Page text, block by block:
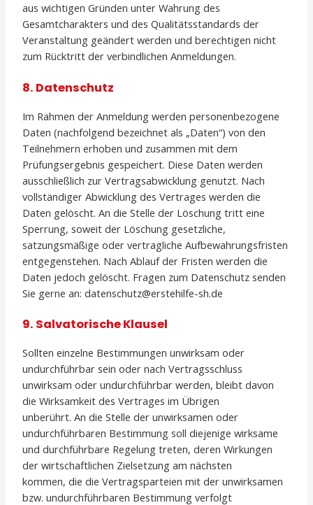
aus wichtigen Gründen unter Wahrung des
Gesamtcharakters und des Qualitätsstandards der
Veranstaltung geändert werden und berechtigen nicht
zum Rücktritt der verbindlichen Anmeldungen.
8. Datenschutz
Im Rahmen der Anmeldung werden personenbezogene
Daten (nachfolgend bezeichnet als „Daten“) von den
Teilnehmern erhoben und zusammen mit dem
Prüfungsergebnis gespeichert. Diese Daten werden
ausschließlich zur Vertragsabwicklung genutzt. Nach
vollständiger Abwicklung des Vertrages werden die
Daten gelöscht. An die Stelle der Löschung tritt eine
Sperrung, soweit der Löschung gesetzliche,
satzungsmäßige oder vertragliche Aufbewahrungsfristen
entgegenstehen. Nach Ablauf der Fristen werden die
Daten jedoch gelöscht. Fragen zum Datenschutz senden
Sie gerne an: datenschutz@erstehilfe-sh.de
9. Salvatorische Klausel
Sollten einzelne Bestimmungen unwirksam oder
undurchführbar sein oder nach Vertragsschluss
unwirksam oder undurchführbar werden, bleibt davon
die Wirksamkeit des Vertrages im Übrigen
unberührt. An die Stelle der unwirksamen oder
undurchführbaren Bestimmung soll diejenige wirksame
und durchführbare Regelung treten, deren Wirkungen
der wirtschaftlichen Zielsetzung am nächsten
kommen, die die Vertragsparteien mit der unwirksamen
bzw. undurchführbaren Bestimmung verfolgt